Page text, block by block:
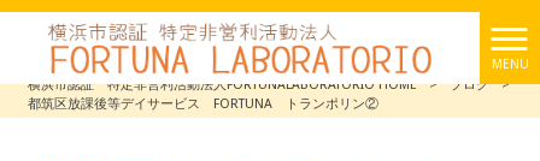
MENU
横浜市認証 特定非営利活動法人FORTUNALABORATORIO HOME
> ブログ
>
都筑区放課後等デイサービス FORTUNA トランポリン②